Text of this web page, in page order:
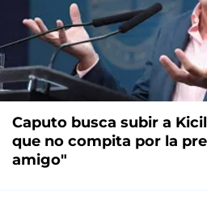
Caputo busca subir a
que no compita por la
amigo"